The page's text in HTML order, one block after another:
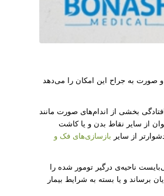
صورت به جراح این امکان را می‌دهد
بخشی از اندام‌های صورت مانند
از سایر نقاط بدن و یا کاشت
از سایر بازسازی‌های فک و
ناحیه‌ی درگیر تومور شده را
برساند و یا بسته به شرایط بیمار